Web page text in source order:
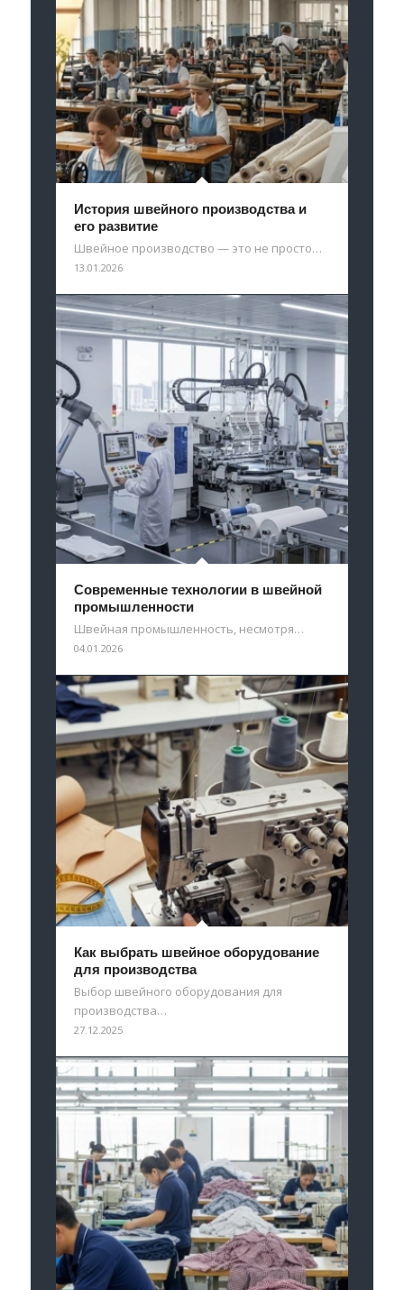
История швейного производства и
его развитие
Швейное производство — это не просто…
13.01.2026
Современные технологии в швейной
промышленности
Швейная промышленность, несмотря…
04.01.2026
Как выбрать швейное оборудование
для производства
Выбор швейного оборудования для
производства…
27.12.2025